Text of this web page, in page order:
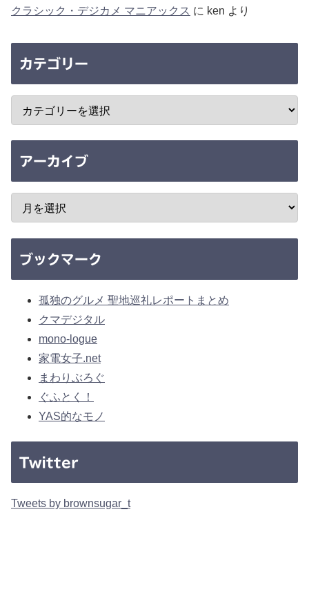
クラシック・デジカメ マニアックス に ken より
カテゴリー
アーカイブ
ブックマーク
孤独のグルメ 聖地巡礼レポートまとめ
クマデジタル
mono-logue
家電女子.net
まわりぶろぐ
ぐふとく！
YAS的なモノ
Twitter
Tweets by brownsugar_t